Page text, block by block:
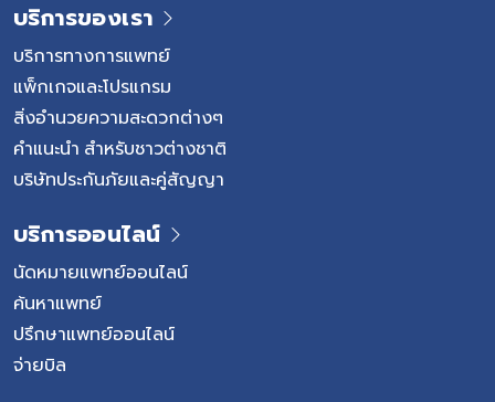
บริการของเรา
บริการทางการแพทย์
แพ็กเกจและโปรแกรม
สิ่งอำนวยความสะดวกต่างๆ
คำแนะนำ สำหรับชาวต่างชาติ
บริษัทประกันภัยและคู่สัญญา
บริการออนไลน์
นัดหมายแพทย์ออนไลน์
ค้นหาแพทย์
ปรึกษาแพทย์ออนไลน์
จ่ายบิล